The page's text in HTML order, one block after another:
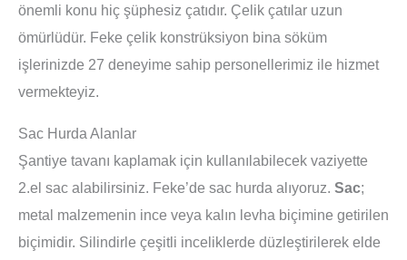
önemli konu hiç şüphesiz çatıdır. Çelik çatılar uzun
ömürlüdür. Feke çelik konstrüksiyon bina söküm
işlerinizde 27 deneyime sahip personellerimiz ile hizmet
vermekteyiz.
Sac Hurda Alanlar
Şantiye tavanı kaplamak için kullanılabilecek vaziyette
2.el sac alabilirsiniz. Feke’de sac hurda alıyoruz. Sac;
metal malzemenin ince veya kalın levha biçimine getirilen
biçimidir. Silindirle çeşitli inceliklerde düzleştirilerek elde